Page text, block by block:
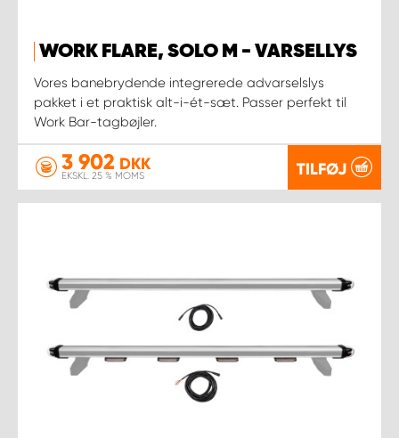
WORK FLARE, SOLO M - VARSELLYS
Vores banebrydende integrerede advarselslys
pakket i et praktisk alt-i-ét-sæt. Passer perfekt til
Work Bar-tagbøjler.
3 902 DKK
EKSKL. 25 % MOMS TILFØJ